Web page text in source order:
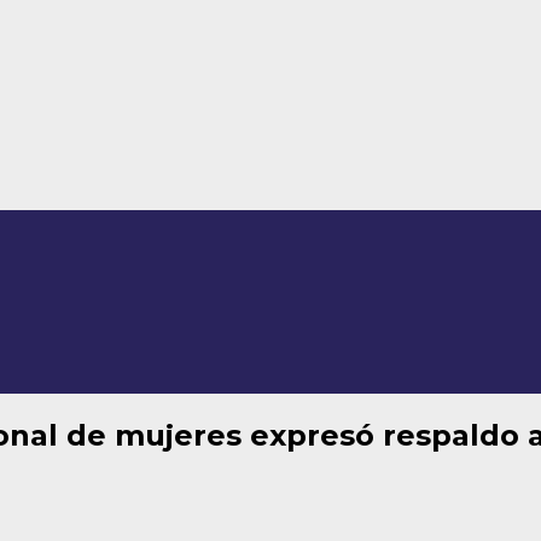
de mujeres expresó respaldo